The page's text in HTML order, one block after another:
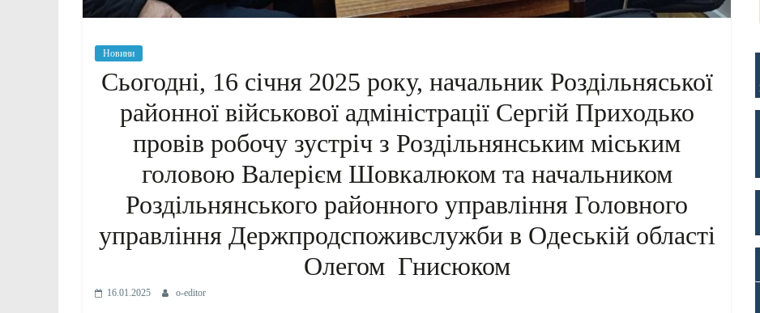
Новини
Сьогодні, 16 січня 2025 року, начальник Роздільняської
районної військової адміністрації Сергій Приходько
провів робочу зустріч з Роздільнянським міським
головою Валерієм Шовкалюком та начальником
Роздільнянського районного управління Головного
управління Держпродспоживслужби в Одеській області
Олегом Гнисюком
16.01.2025 o-editor